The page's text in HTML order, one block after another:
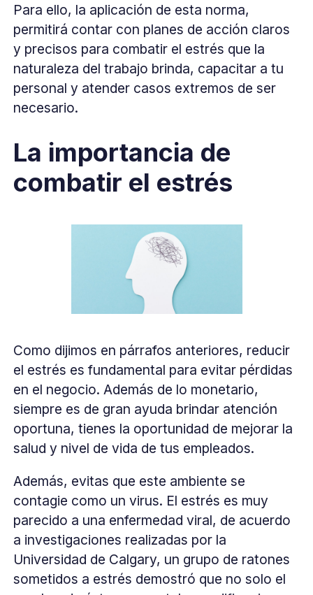
Para ello, la aplicación de esta norma,
permitirá contar con planes de acción claros
y precisos para combatir el estrés que la
naturaleza del trabajo brinda, capacitar a tu
personal y atender casos extremos de ser
necesario.
La importancia de
combatir el estrés
Como dijimos en párrafos anteriores, reducir
el estrés es fundamental para evitar pérdidas
en el negocio. Además de lo monetario,
siempre es de gran ayuda brindar atención
oportuna, tienes la oportunidad de mejorar la
salud y nivel de vida de tus empleados.
Además, evitas que este ambiente se
contagie como un virus. El estrés es muy
parecido a una enfermedad viral, de acuerdo
a investigaciones realizadas por la
Universidad de Calgary, un grupo de ratones
sometidos a estrés demostró que no solo el